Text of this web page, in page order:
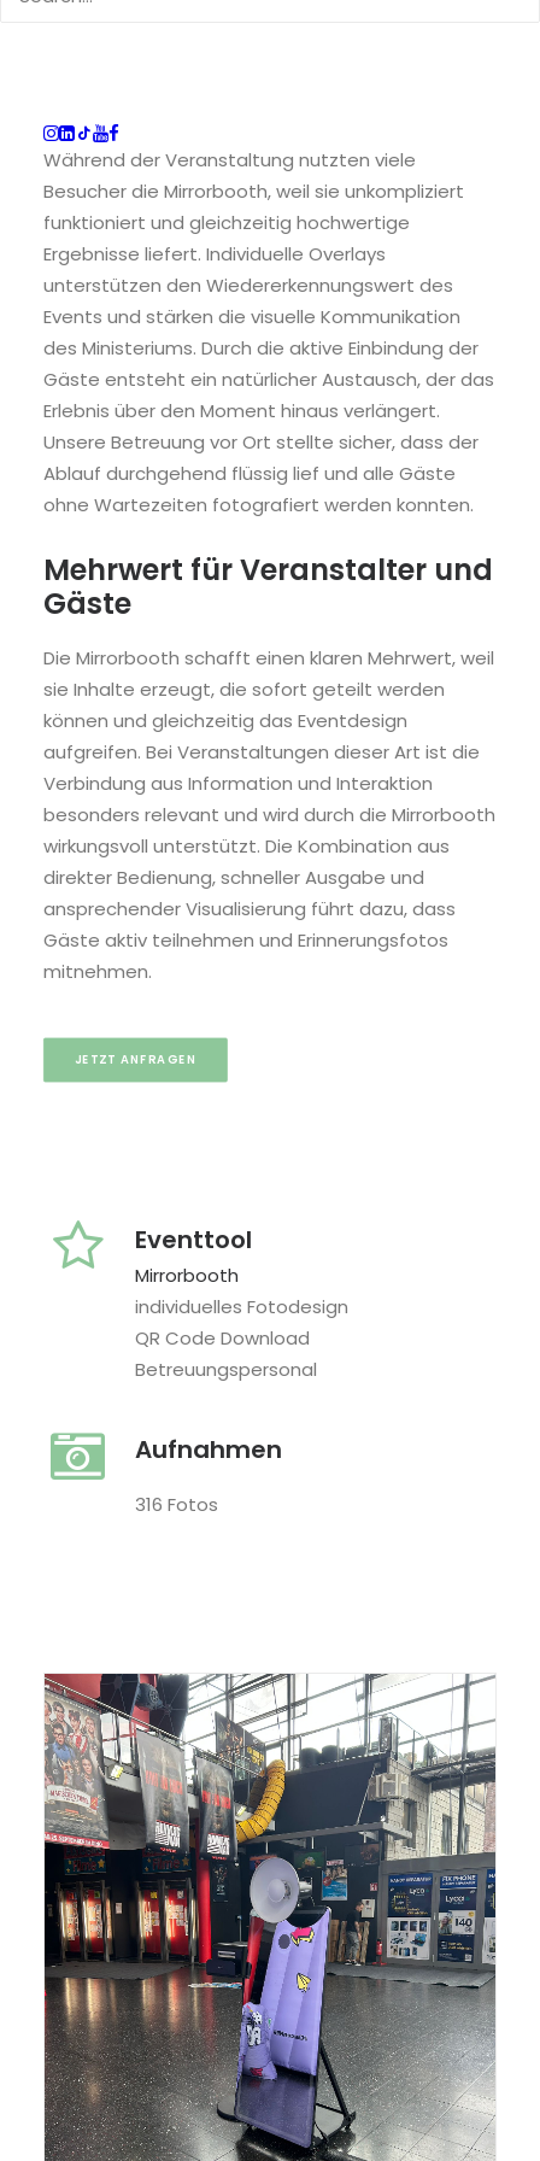
Ort stärkte und das Erlebnis verlängerte.
Während der Veranstaltung nutzten viele
Besucher die Mirrorbooth, weil sie unkompliziert
funktioniert und gleichzeitig hochwertige
Ergebnisse liefert. Individuelle Overlays
unterstützen den Wiedererkennungswert des
Events und stärken die visuelle Kommunikation
des Ministeriums. Durch die aktive Einbindung der
Gäste entsteht ein natürlicher Austausch, der das
Erlebnis über den Moment hinaus verlängert.
Unsere Betreuung vor Ort stellte sicher, dass der
Ablauf durchgehend flüssig lief und alle Gäste
ohne Wartezeiten fotografiert werden konnten.
Mehrwert für Veranstalter und
Gäste
Die Mirrorbooth schafft einen klaren Mehrwert, weil
sie Inhalte erzeugt, die sofort geteilt werden
können und gleichzeitig das Eventdesign
aufgreifen. Bei Veranstaltungen dieser Art ist die
Verbindung aus Information und Interaktion
besonders relevant und wird durch die Mirrorbooth
wirkungsvoll unterstützt. Die Kombination aus
direkter Bedienung, schneller Ausgabe und
ansprechender Visualisierung führt dazu, dass
Gäste aktiv teilnehmen und Erinnerungsfotos
mitnehmen.
JETZT ANFRAGEN
Eventtool
Mirrorbooth
individuelles Fotodesign
QR Code Download
Betreuungspersonal
Aufnahmen
316 Fotos